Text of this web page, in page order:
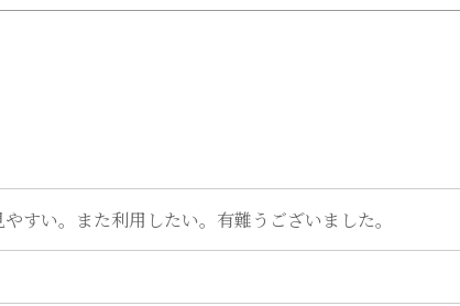
すい。また利用したい。有難うございました。